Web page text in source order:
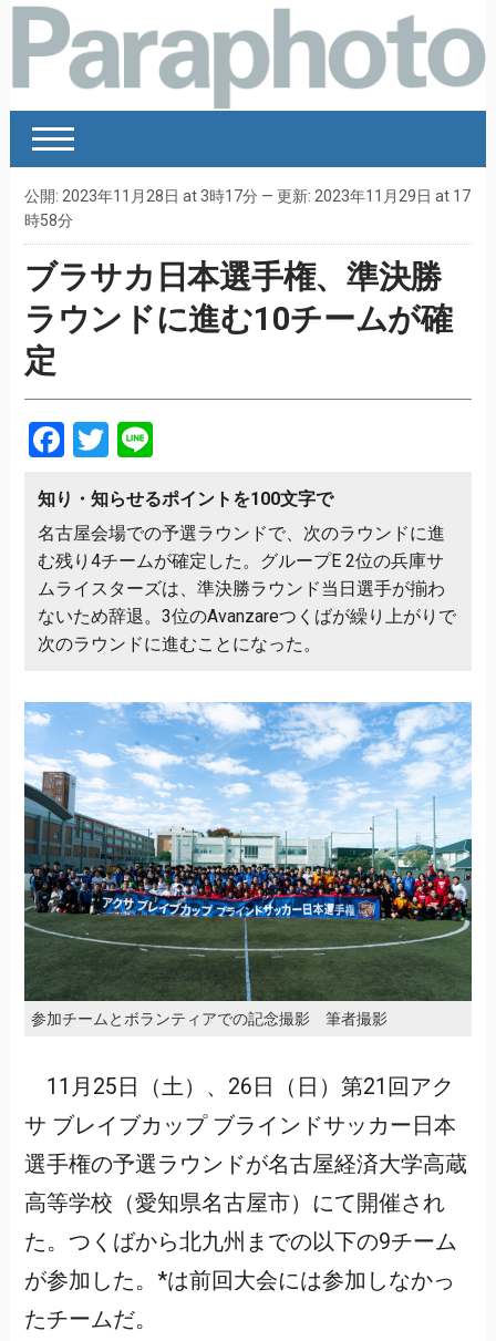
公開: 2023年11月28日 at 3時17分 — 更新: 2023年11月29日 at 17
時58分
ブラサカ日本選手権、準決勝
ラウンドに進む10チームが確
定
Facebook
Twitter
Line
知り・知らせるポイントを100文字で
名古屋会場での予選ラウンドで、次のラウンドに進
む残り4チームが確定した。グループE 2位の兵庫サ
ムライスターズは、準決勝ラウンド当日選手が揃わ
ないため辞退。3位のAvanzareつくばが繰り上がりで
次のラウンドに進むことになった。
参加チームとボランティアでの記念撮影 筆者撮影
11月25日（土）、26日（日）第21回アク
サ ブレイブカップ ブラインドサッカー日本
選手権の予選ラウンドが名古屋経済大学高蔵
高等学校（愛知県名古屋市）にて開催され
た。つくばから北九州までの以下の9チーム
が参加した。*は前回大会には参加しなかっ
たチームだ。